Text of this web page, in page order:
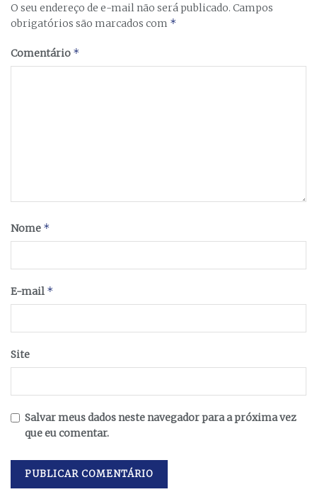
O seu endereço de e-mail não será publicado. Campos
obrigatórios são marcados com *
Comentário *
Nome *
E-mail *
Site
Salvar meus dados neste navegador para a próxima vez
que eu comentar.